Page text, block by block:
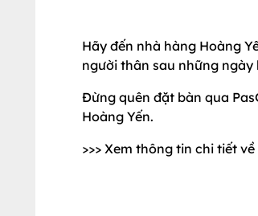
Hãy đến nhà hàng Hoàng
người thân sau những ngày
Đừng quên đặt bàn qua
Hoàng Yến.
>>> Xem thông tin chi tiết